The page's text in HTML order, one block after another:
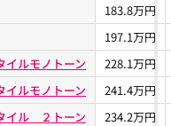
183.8万円
197.1万円
ルモノトーン
228.1万円
ルモノトーン
241.4万円
イル ２トーン
234.2万円